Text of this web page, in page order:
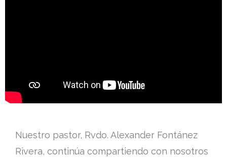
Nuestro pastor, Rvdo. Alexander Fontánez
Rivera, continúa compartiendo con nosotros